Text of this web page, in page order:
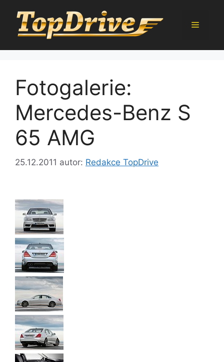
obsah
Menu
Fotogalerie:
Mercedes-Benz S
65 AMG
25.12.2011 autor: Redakce TopDrive